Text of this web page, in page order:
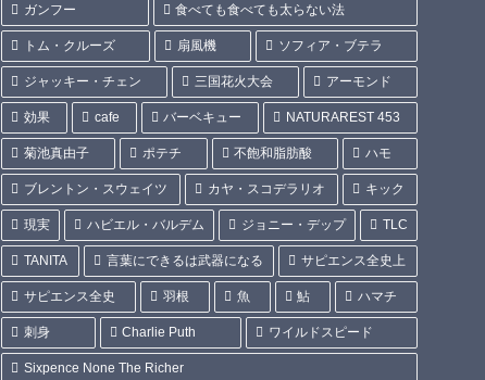
ガンフー 食べても食べても太らない法
トム・クルーズ 扇風機 ソフィア・ブテラ
ジャッキー・チェン 三国花火大会 アーモンド
効果 cafe バーベキュー NATURAREST 453
菊池真由子 ポテチ 不飽和脂肪酸 ハモ
ブレントン・スウェイツ カヤ・スコデラリオ キック
現実 ハビエル・バルデム ジョニー・デップ TLC
TANITA 言葉にできるは武器になる サピエンス全史上
サピエンス全史 羽根 魚 鮎 ハマチ
刺身 Charlie Puth ワイルドスピード
Sixpence None The Richer